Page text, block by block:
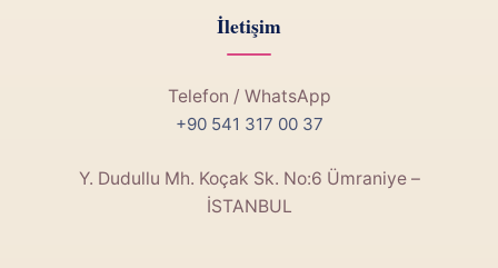
İletişim
Telefon / WhatsApp
+90 541 317 00 37
Y. Dudullu Mh. Koçak Sk. No:6 Ümraniye –
İSTANBUL